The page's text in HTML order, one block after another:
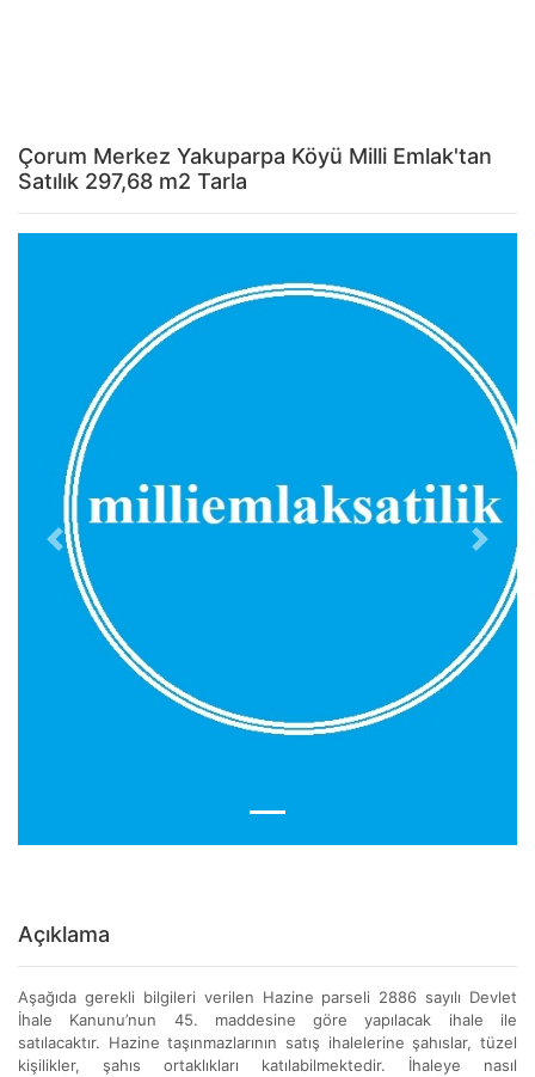
Çorum Merkez Yakuparpa Köyü Milli Emlak'tan
Satılık 297,68 m2 Tarla
Previous Next
Açıklama
Aşağıda gerekli bilgileri verilen Hazine parseli 2886 sayılı Devlet
İhale Kanunu’nun 45. maddesine göre yapılacak ihale ile
satılacaktır. Hazine taşınmazlarının satış ihalelerine şahıslar, tüzel
kişilikler, şahıs ortaklıkları katılabilmektedir. İhaleye nasıl